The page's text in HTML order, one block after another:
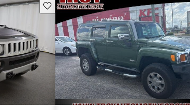
Guarda este Aviso